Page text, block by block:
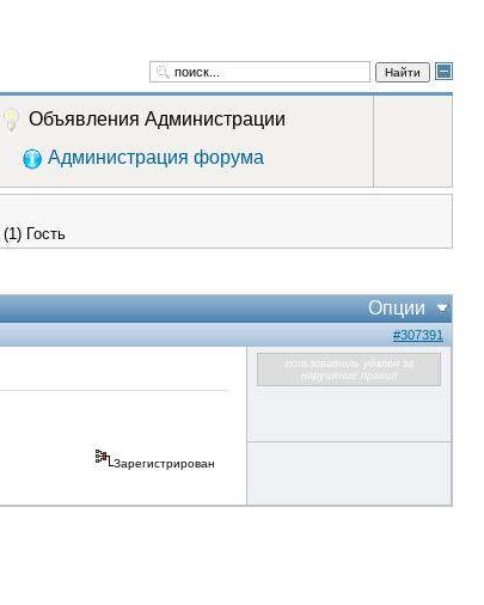
Найти
Объявления Администрации
Администрация форума
(1) Гость
Опции
#307391
пользователь удален за
нарушение правил
Зарегистрирован